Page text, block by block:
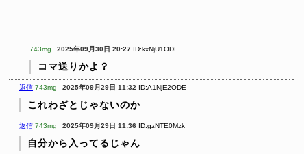
743mg 2025年09月30日 20:27 ID:kxNjU1ODI
コマ送りかよ？
返信 743mg 2025年09月29日 11:32 ID:A1NjE2ODE
これわざとじゃないのか
返信 743mg 2025年09月29日 11:36 ID:gzNTE0Mzk
自分から入ってるじゃん